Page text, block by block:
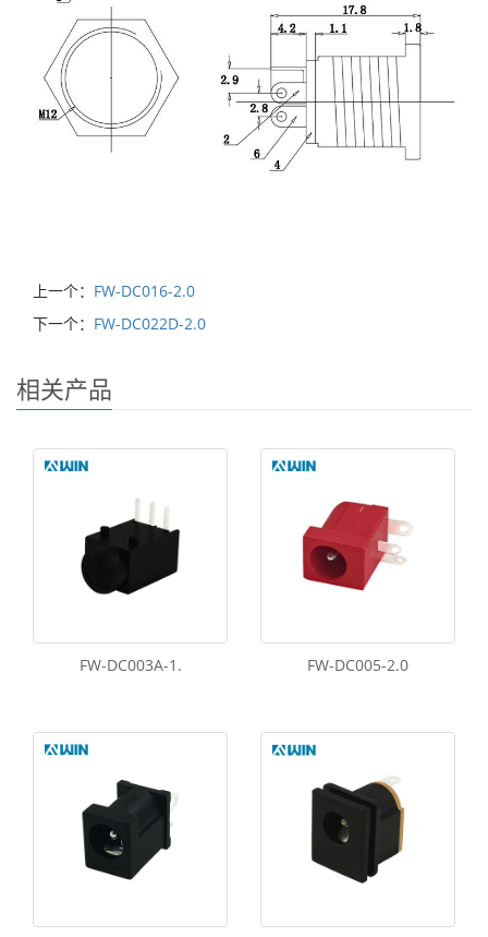
上一个： FW-DC016-2.0
下一个： FW-DC022D-2.0
相关产品
FW-DC003A-1. FW-DC005-2.0